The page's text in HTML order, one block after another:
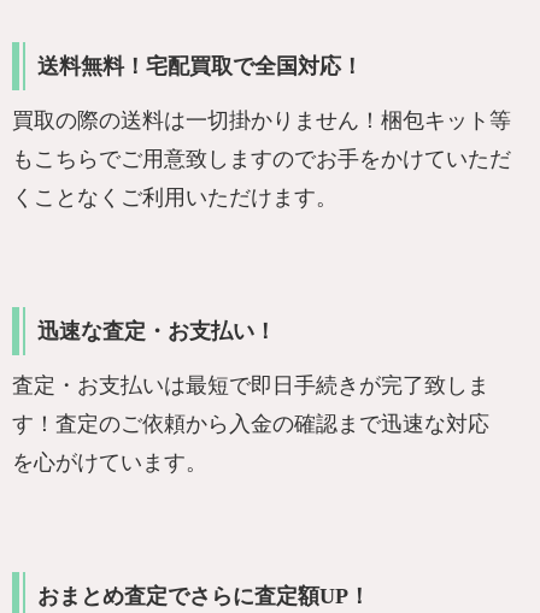
送料無料！宅配買取で全国対応！
買取の際の送料は一切掛かりません！梱包キット等
もこちらでご用意致しますのでお手をかけていただ
くことなくご利用いただけます。
迅速な査定・お支払い！
査定・お支払いは最短で即日手続きが完了致しま
す！査定のご依頼から入金の確認まで迅速な対応
を心がけています。
おまとめ査定でさらに査定額UP！